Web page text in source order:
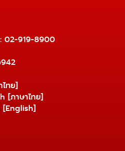
02-919-8900
ไทย]
[ภาษาไทย]
[English]